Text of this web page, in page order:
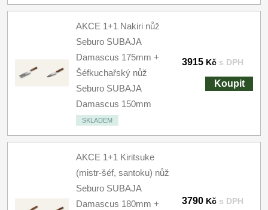
AKCE 1+1 Nakiri nůž
Seburo SUBAJA
Damascus 175mm +
Šéfkuchařský nůž
Seburo SUBAJA
Damascus 150mm
SKLADEM
3915 Kč s DPH
Koupit
AKCE 1+1 Kiritsuke
(mistr-šéf, santoku) nůž
Seburo SUBAJA
Damascus 180mm +
3790 Kč s DPH